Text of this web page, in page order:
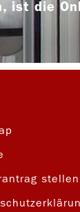
ist die
stellen